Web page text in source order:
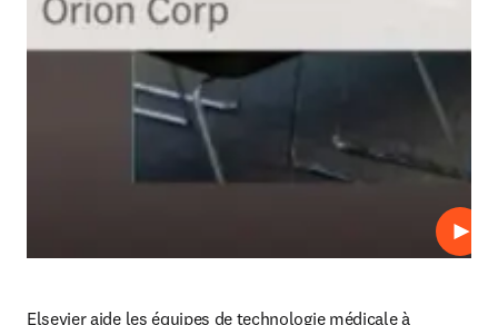
Lire
Elsevier aide les équipes de technologie médicale à